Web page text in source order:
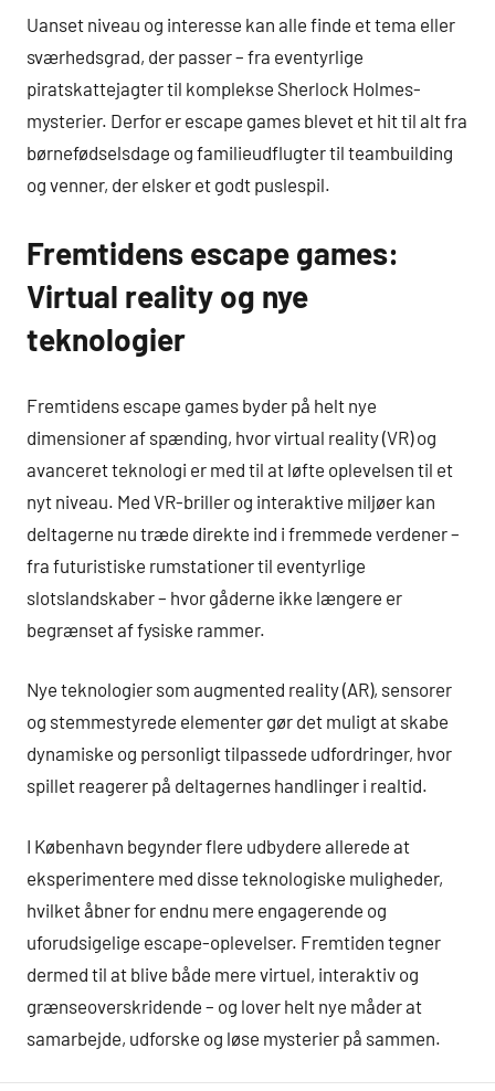
Uanset niveau og interesse kan alle finde et tema eller
sværhedsgrad, der passer – fra eventyrlige
piratskattejagter til komplekse Sherlock Holmes-
mysterier. Derfor er escape games blevet et hit til alt fra
børnefødselsdage og familieudflugter til teambuilding
og venner, der elsker et godt puslespil.
Fremtidens escape games:
Virtual reality og nye
teknologier
Fremtidens escape games byder på helt nye
dimensioner af spænding, hvor virtual reality (VR) og
avanceret teknologi er med til at løfte oplevelsen til et
nyt niveau. Med VR-briller og interaktive miljøer kan
deltagerne nu træde direkte ind i fremmede verdener –
fra futuristiske rumstationer til eventyrlige
slotslandskaber – hvor gåderne ikke længere er
begrænset af fysiske rammer.
Nye teknologier som augmented reality (AR), sensorer
og stemmestyrede elementer gør det muligt at skabe
dynamiske og personligt tilpassede udfordringer, hvor
spillet reagerer på deltagernes handlinger i realtid.
I København begynder flere udbydere allerede at
eksperimentere med disse teknologiske muligheder,
hvilket åbner for endnu mere engagerende og
uforudsigelige escape-oplevelser. Fremtiden tegner
dermed til at blive både mere virtuel, interaktiv og
grænseoverskridende – og lover helt nye måder at
samarbejde, udforske og løse mysterier på sammen.